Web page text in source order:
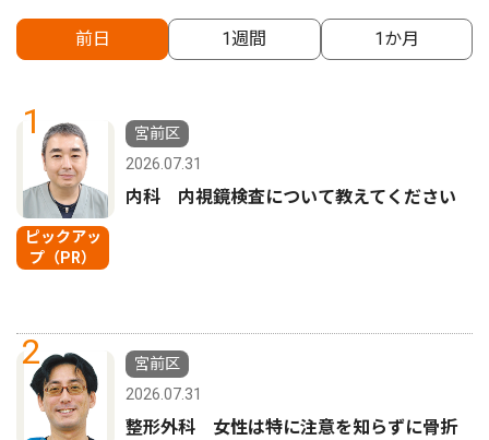
前日 1週間 1か月
1
ピックアッ
プ（PR）
宮前区
2026.07.31
内科 内視鏡検査について教えてください
2
宮前区
2026.07.31
整形外科 女性は特に注意を知らずに骨折